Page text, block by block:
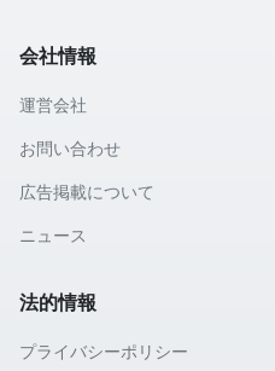
会社情報
運営会社
お問い合わせ
広告掲載について
ニュース
法的情報
プライバシーポリシー